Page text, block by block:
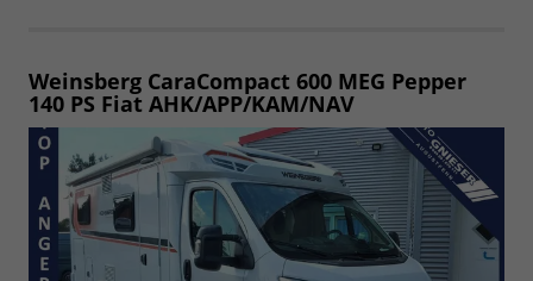
Weinsberg CaraCompact 600 MEG Pepper
140 PS Fiat AHK/APP/KAM/NAV